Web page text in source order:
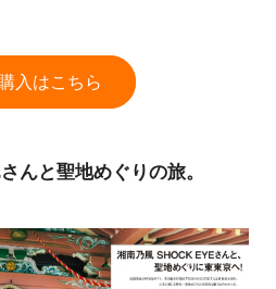
入はこちら
んと聖地めぐりの旅。